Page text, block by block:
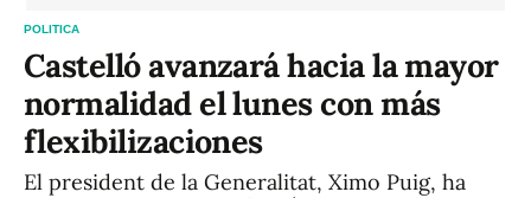
POLITICA
Castelló avanzará hacia la mayor
normalidad el lunes con más
flexibilizaciones
El president de la Generalitat, Ximo Puig, ha